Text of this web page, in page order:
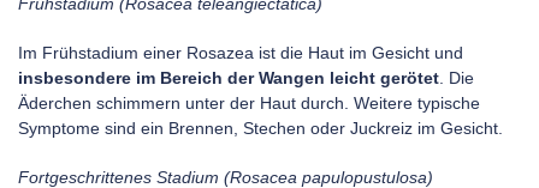
Im Frühstadium einer Rosazea ist die Haut im Gesicht und
insbesondere im Bereich der Wangen leicht gerötet . Die
Äderchen schimmern unter der Haut durch. Weitere typische
Symptome sind ein Brennen, Stechen oder Juckreiz im Gesicht.
Fortgeschrittenes Stadium (Rosacea papulopustulosa)